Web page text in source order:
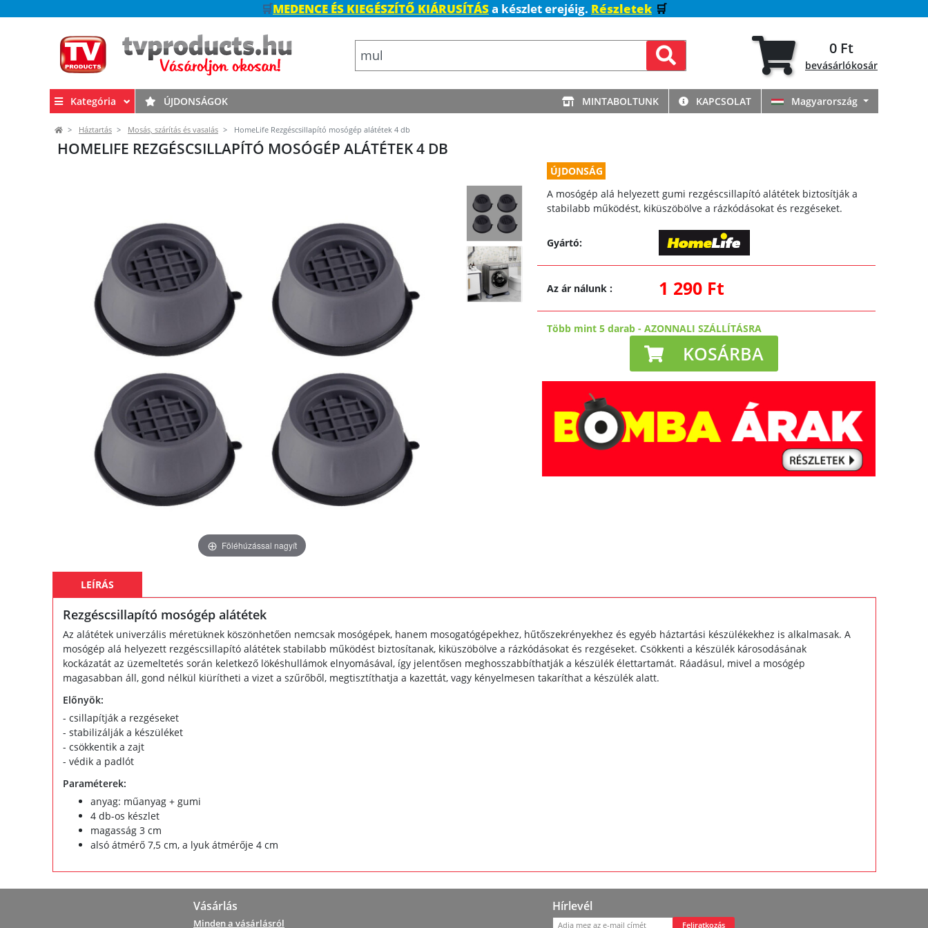
🛒MEDENCE ÉS KIEGÉSZÍTŐ KIÁRUSÍTÁSa készlet erejéig. Részletek 🛒
0 Ft
bevásárlókosár
Kategória ÚJDONSÁGOK MINTABOLTUNK KAPCSOLAT Magyarország
Háztartás Mosás, szárítás és vasalás HomeLife Rezgéscsillapító mosógép alátétek 4 db
HOMELIFE REZGÉSCSILLAPÍTÓ MOSÓGÉP ALÁTÉTEK 4 DB
Föléhúzással nagyít
ÚJDONSÁG
A mosógép alá helyezett gumi rezgéscsillapító alátétek biztosítják a
stabilabb működést, kiküszöbölve a rázkódásokat és rezgéseket.
Gyártó:
Az ár nálunk: 1 290 Ft
Több mint 5 darab -AZONNALI SZÁLLÍTÁSRA
KOSÁRBA
LEÍRÁS
Rezgéscsillapító mosógép alátétek
Az alátétek univerzális méretüknek köszönhetően nemcsak mosógépek, hanem mosogatógépekhez, hűtőszekrényekhez és egyéb háztartási készülékekhez is alkalmasak. A
mosógép alá helyezett rezgéscsillapító alátétek stabilabb működést biztosítanak, kiküszöbölve a rázkódásokat és rezgéseket. Csökkenti a készülék károsodásának
kockázatát az üzemeltetés során keletkező lökéshullámok elnyomásával, így jelentősen meghosszabbíthatják a készülék élettartamát. Ráadásul, mivel a mosógép
magasabban áll, gond nélkül kiürítheti a vizet a szűrőből, megtisztíthatja a kazettát, vagy kényelmesen takaríthat a készülék alatt.
Előnyök:
- csillapítják a rezgéseket
- stabilizálják a készüléket
- csökkentik a zajt
- védik a padlót
Paraméterek:
anyag: műanyag + gumi
4 db-os készlet
magasság 3 cm
alsó átmérő 7,5 cm, a lyuk átmérője 4 cm
Vásárlás
Minden a vásárlásról
Hírlevél
Feliratkozás